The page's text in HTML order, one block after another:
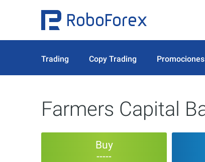
Trading Copy Trading Promociones
Farmers Capital
Buy
-----